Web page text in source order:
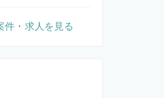
件・求人を見る